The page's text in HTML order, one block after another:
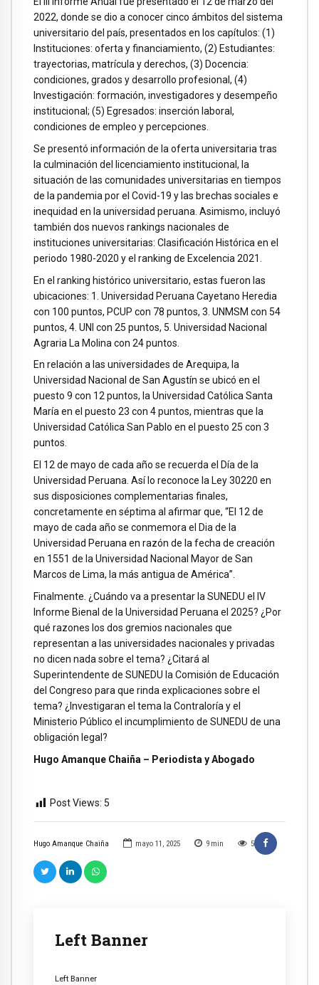
Hugo Amanque Chaiña mayo 11, 2025 9 min 5
Left Banner
Left Banner
2022, donde se dio a conocer cinco ámbitos del sistema
universitario del país, presentados en los capítulos: (1)
Instituciones: oferta y financiamiento, (2) Estudiantes:
trayectorias, matrícula y derechos, (3) Docencia:
condiciones, grados y desarrollo profesional, (4)
Investigación: formación, investigadores y desempeño
institucional; (5) Egresados: inserción laboral,
condiciones de empleo y percepciones.
Se presentó información de la oferta universitaria tras
la culminación del licenciamiento institucional, la
situación de las comunidades universitarias en tiempos
de la pandemia por el Covid-19 y las brechas sociales e
inequidad en la universidad peruana. Asimismo, incluyó
también dos nuevos rankings nacionales de
instituciones universitarias: Clasificación Histórica en el
periodo 1980-2020 y el ranking de Excelencia 2021.
En el ranking histórico universitario, estas fueron las
ubicaciones: 1. Universidad Peruana Cayetano Heredia
con 100 puntos, PCUP con 78 puntos, 3. UNMSM con 54
puntos, 4. UNI con 25 puntos, 5. Universidad Nacional
Agraria La Molina con 24 puntos.
En relación a las universidades de Arequipa, la
Universidad Nacional de San Agustín se ubicó en el
puesto 9 con 12 puntos, la Universidad Católica Santa
María en el puesto 23 con 4 puntos, mientras que la
Universidad Católica San Pablo en el puesto 25 con 3
puntos.
El 12 de mayo de cada año se recuerda el Día de la
Universidad Peruana. Así lo reconoce la Ley 30220 en
sus disposiciones complementarias finales,
concretamente en séptima al afirmar que, “El 12 de
mayo de cada año se conmemora el Dia de la
Universidad Peruana en razón de la fecha de creación
en 1551 de la Universidad Nacional Mayor de San
Marcos de Lima, la más antigua de América”.
Finalmente. ¿Cuándo va a presentar la SUNEDU el IV
Informe Bienal de la Universidad Peruana el 2025? ¿Por
qué razones los dos gremios nacionales que
representan a las universidades nacionales y privadas
no dicen nada sobre el tema? ¿Citará al
Superintendente de SUNEDU la Comisión de Educación
del Congreso para que rinda explicaciones sobre el
tema? ¿Investigaran el tema la Contraloría y el
Ministerio Público el incumplimiento de SUNEDU de una
obligación legal?
Hugo Amanque Chaiña – Periodista y Abogado
Post Views: 5